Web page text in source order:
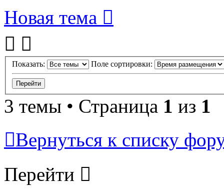
Новая тема
Показать: Поле сортировки:
3 темы • Страница 1 из 1
Вернуться к списку
Перейти